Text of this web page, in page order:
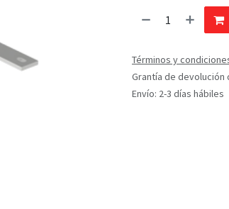
Términos y
Grantía de devolución
Envío: 2-3 días hábiles